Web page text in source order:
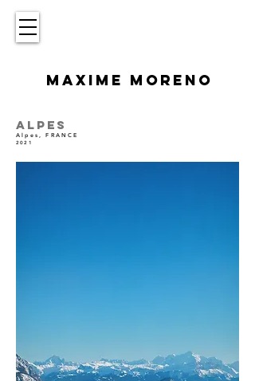
MAXIME MORENO
ALPES
Alpes, FRANCE
2021